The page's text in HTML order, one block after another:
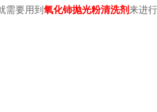
需要用到氧化铈抛光粉清洗剂来进